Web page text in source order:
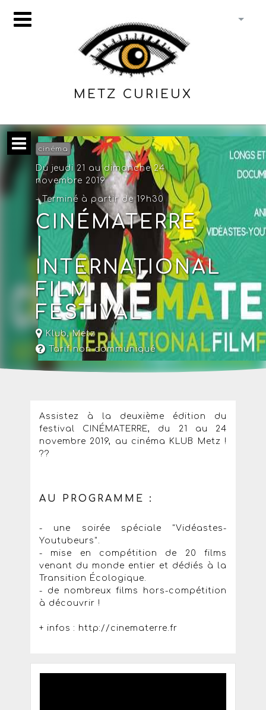
METZ CURIEUX
cinéma
Du jeudi 21 au dimanche 24
novembre 2019
- Terminé à partir de 19h30
CINÉMATERRE
|
INTERNATIONAL
FILM
FESTIVAL
Klub,Metz
Tarif non communiqué
Assistez à la deuxième édition du
festival CINÉMATERRE, du 21 au 24
novembre 2019, au cinéma KLUB Metz !
??
AU PROGRAMME :
- une soirée spéciale "Vidéastes-
Youtubeurs".
- mise en compétition de 20 films
venant du monde entier et dédiés à la
Transition Écologique.
- de nombreux films hors-compétition
à découvrir !
+ infos : http://cinematerre.fr